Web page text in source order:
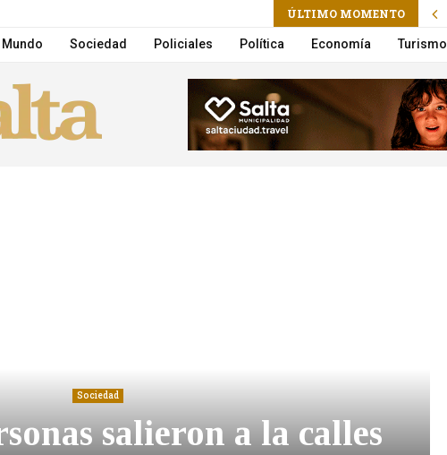
ÚLTIMO MOMENTO
Mundo Sociedad Policiales Política Economía Turismo
Sociedad
salieron a la calles